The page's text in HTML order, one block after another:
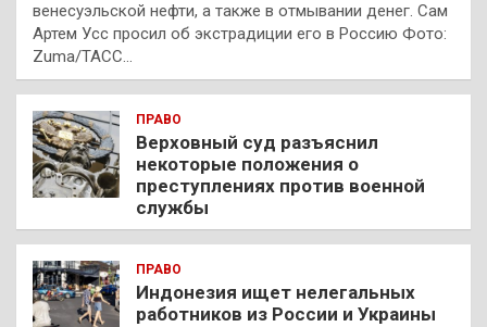
венесуэльской нефти, а также в отмывании денег. Сам
Артем Усс просил об экстрадиции его в Россию Фото:
Zuma/ТАСС…
ПРАВО
Верховный суд разъяснил
некоторые положения о
преступлениях против военной
службы
ПРАВО
Индонезия ищет нелегальных
работников из России и Украины